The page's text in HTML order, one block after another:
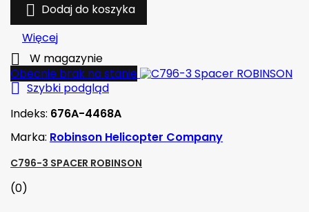
 Dodaj do koszyka
Więcej

W magazynie
Obecnie brak na stanie
 Szybki podgląd
Indeks: 676A-4468A
Marka: Robinson Helicopter Company
C796-3 SPACER ROBINSON
(0)